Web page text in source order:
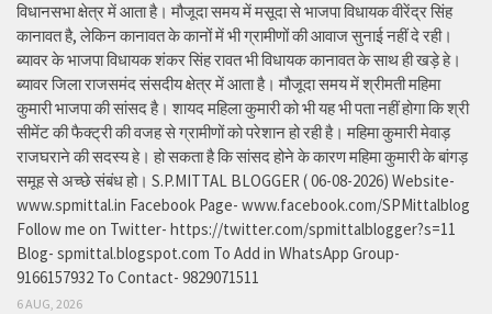
विधानसभा क्षेत्र में आता है। मौजूदा समय में मसूदा से भाजपा विधायक वीरेंद्र सिंह
कानावत है, लेकिन कानावत के कानों में भी ग्रामीणों की आवाज सुनाई नहीं दे रही।
ब्यावर के भाजपा विधायक शंकर सिंह रावत भी विधायक कानावत के साथ ही खड़े हे।
ब्यावर जिला राजसमंद संसदीय क्षेत्र में आता है। मौजूदा समय में श्रीमती महिमा
कुमारी भाजपा की सांसद है। शायद महिला कुमारी को भी यह भी पता नहीं होगा कि श्री
सीमेंट की फैक्ट्री की वजह से ग्रामीणों को परेशान हो रही है। महिमा कुमारी मेवाड़
राजघराने की सदस्य हे। हो सकता है कि सांसद होने के कारण महिमा कुमारी के बांगड़
समूह से अच्छे संबंध हो। S.P.MITTAL BLOGGER ( 06-08-2026) Website-
www.spmittal.in Facebook Page- www.facebook.com/SPMittalblog
Follow me on Twitter- https://twitter.com/spmittalblogger?s=11
Blog- spmittal.blogspot.com To Add in WhatsApp Group-
9166157932 To Contact- 9829071511
6 AUG, 2026